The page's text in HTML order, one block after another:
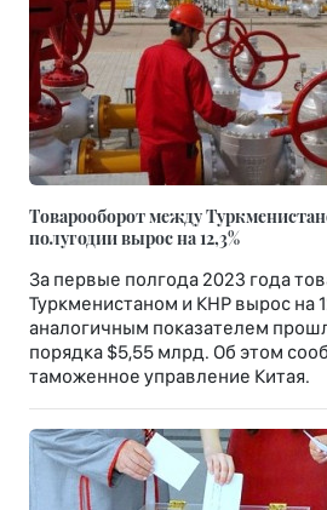
Товарооборот между
полугодии вырос на 12,3%
За первые полгода 2023 года
Туркменистаном и КНР вырос на
аналогичным показателем
порядка $5,55 млрд. Об этом
таможенное управление Китая.